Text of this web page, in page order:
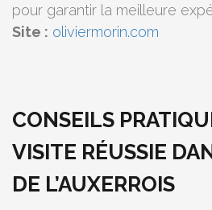
pour garantir la meilleure
Site : oliviermorin.com
CONSEILS
VISITE RÉUSSIE
DE L’AUXERROIS